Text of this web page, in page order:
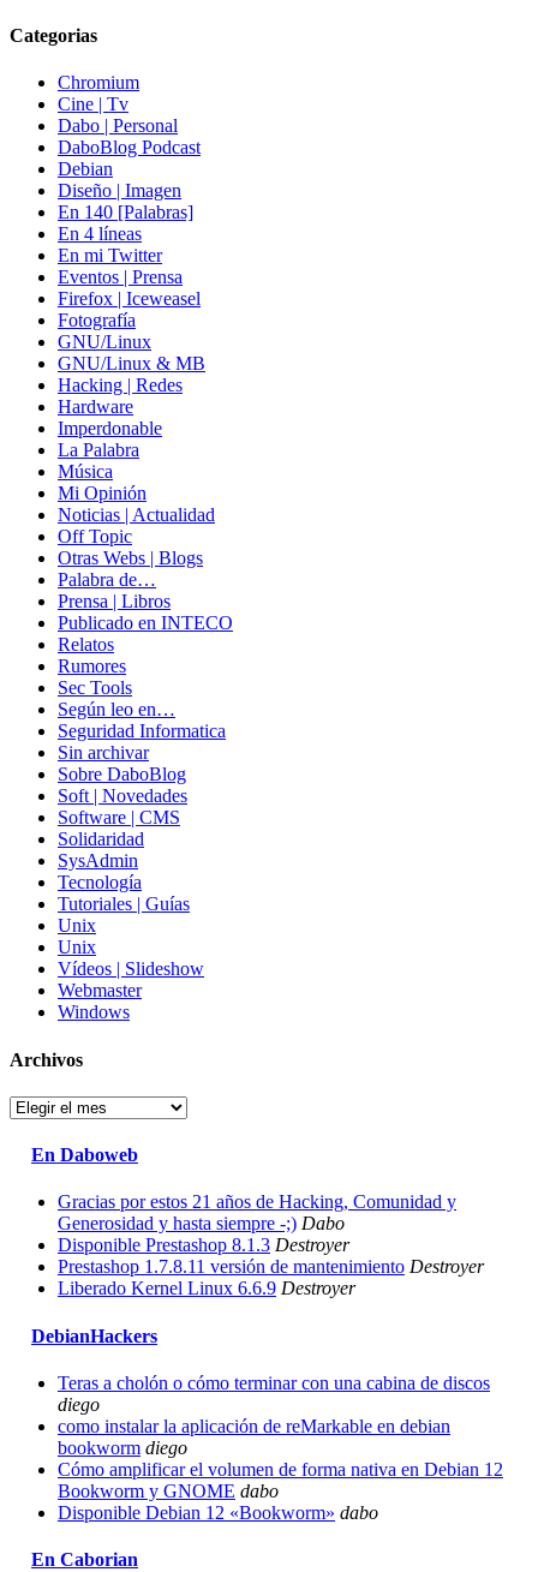
Categorias
Chromium
Cine | Tv
Dabo | Personal
DaboBlog Podcast
Debian
Diseño | Imagen
En 140 [Palabras]
En 4 líneas
En mi Twitter
Eventos | Prensa
Firefox | Iceweasel
Fotografía
GNU/Linux
GNU/Linux & MB
Hacking | Redes
Hardware
Imperdonable
La Palabra
Música
Mi Opinión
Noticias | Actualidad
Off Topic
Otras Webs | Blogs
Palabra de…
Prensa | Libros
Publicado en INTECO
Relatos
Rumores
Sec Tools
Según leo en…
Seguridad Informatica
Sin archivar
Sobre DaboBlog
Soft | Novedades
Software | CMS
Solidaridad
SysAdmin
Tecnología
Tutoriales | Guías
Unix
Unix
Vídeos | Slideshow
Webmaster
Windows
Archivos
Archivos
En Daboweb
Gracias por estos 21 años de Hacking, Comunidad y
Generosidad y hasta siempre -;) Dabo
Disponible Prestashop 8.1.3 Destroyer
Prestashop 1.7.8.11 versión de mantenimiento Destroyer
Liberado Kernel Linux 6.6.9 Destroyer
DebianHackers
Teras a cholón o cómo terminar con una cabina de discos
diego
como instalar la aplicación de reMarkable en debian
bookworm diego
Cómo amplificar el volumen de forma nativa en Debian 12
Bookworm y GNOME dabo
Disponible Debian 12 «Bookworm» dabo
En Caborian